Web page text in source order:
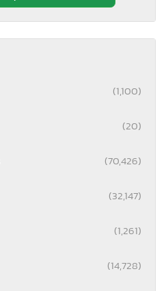
(1,100)
(20)
(70,426)
(32,147)
(1,261)
(14,728)